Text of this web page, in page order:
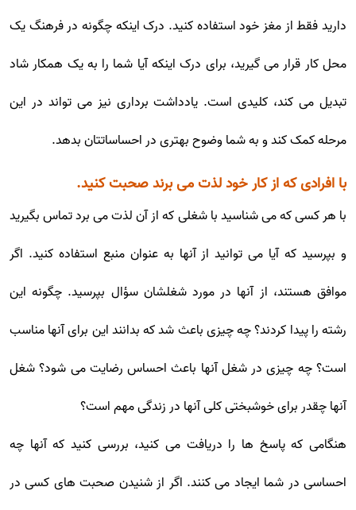
دارید فقط از مغز خود استفاده کنید. درک اینکه چگونه در فرهنگ یک
محل کار قرار می گیرید، برای درک اینکه آیا شما را به یک همکار شاد
تبدیل می کند، کلیدی است. یادداشت برداری نیز می تواند در این
مرحله کمک کند و به شما وضوح بهتری در احساساتتان بدهد.
با افرادی که از کار خود لذت می برند صحبت کنید.
با هر کسی که می شناسید با شغلی که از آن لذت می برد تماس بگیرید
و بپرسید که آیا می توانید از آنها به عنوان منبع استفاده کنید. اگر
موافق هستند، از آنها در مورد شغلشان سؤال بپرسید. چگونه این
رشته را پیدا کردند؟ چه چیزی باعث شد که بدانند این برای آنها مناسب
است؟ چه چیزی در شغل آنها باعث احساس رضایت می شود؟ شغل
آنها چقدر برای خوشبختی کلی آنها در زندگی مهم است؟
هنگامی که پاسخ ها را دریافت می کنید، بررسی کنید که آنها چه
احساسی در شما ایجاد می کنند. اگر از شنیدن صحبت های کسی در